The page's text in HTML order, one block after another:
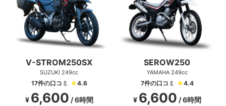
V-STROM250SX
SUZUKI 249cc
17件の口コミ ★4.6
¥ 6,600 / 6時間
SEROW250
YAMAHA 249cc
7件の口コミ ★4.4
¥ 6,600 / 6時間